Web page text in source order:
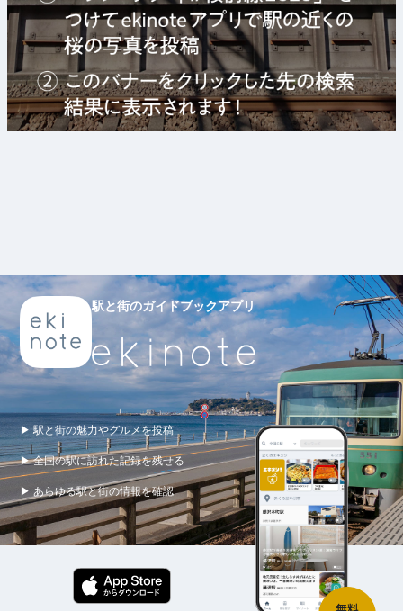
駅と街のガイドブックアプリ
▶ 駅と街の魅力やグルメを投稿
▶ 全国の駅に訪れた記録を残せる
▶ あらゆる駅と街の情報を確認